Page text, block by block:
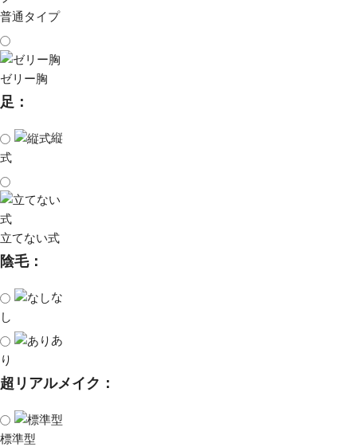
普通タイプ
ゼリー胸
足：
縦
式
立てない式
陰毛：
な
し
あ
り
超リアルメイク：
標準型